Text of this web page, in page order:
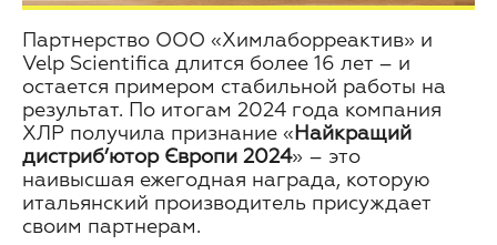
Партнерство ООО «Химлаборреактив» и
Velp Scientifica длится более 16 лет – и
остается примером стабильной работы на
результат. По итогам 2024 года компания
ХЛР получила признание «Найкращий
дистриб’ютор Європи 2024» – это
наивысшая ежегодная награда, которую
итальянский производитель присуждает
своим партнерам.